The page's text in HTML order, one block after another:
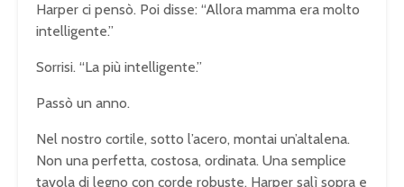
Harper ci pensò. Poi disse: “Allora mamma era molto
intelligente.”
Sorrisi. “La più intelligente.”
Passò un anno.
Nel nostro cortile, sotto l’acero, montai un’altalena.
Non una perfetta, costosa, ordinata. Una semplice
tavola di legno con corde robuste. Harper salì sopra e